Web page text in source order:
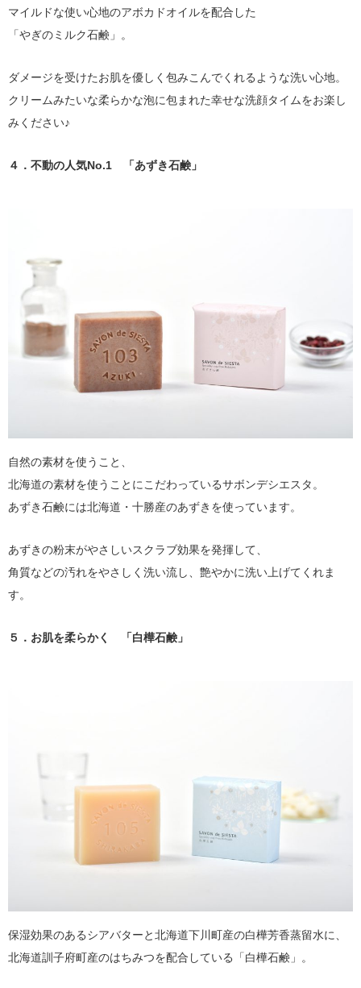
マイルドな使い心地のアボカドオイルを配合した
「やぎのミルク石鹸」。
ダメージを受けたお肌を優しく包みこんでくれるような洗い心地。
クリームみたいな柔らかな泡に包まれた幸せな洗顔タイムをお楽し
みください♪
４．不動の人気No.1 「あずき石鹸」
自然の素材を使うこと、
北海道の素材を使うことにこだわっているサボンデシエスタ。
あずき石鹸には北海道・十勝産のあずきを使っています。
あずきの粉末がやさしいスクラブ効果を発揮して、
角質などの汚れをやさしく洗い流し、艶やかに洗い上げてくれま
す。
５．お肌を柔らかく 「白樺石鹸」
保湿効果のあるシアバターと北海道下川町産の白樺芳香蒸留水に、
北海道訓子府町産のはちみつを配合している「白樺石鹸」。